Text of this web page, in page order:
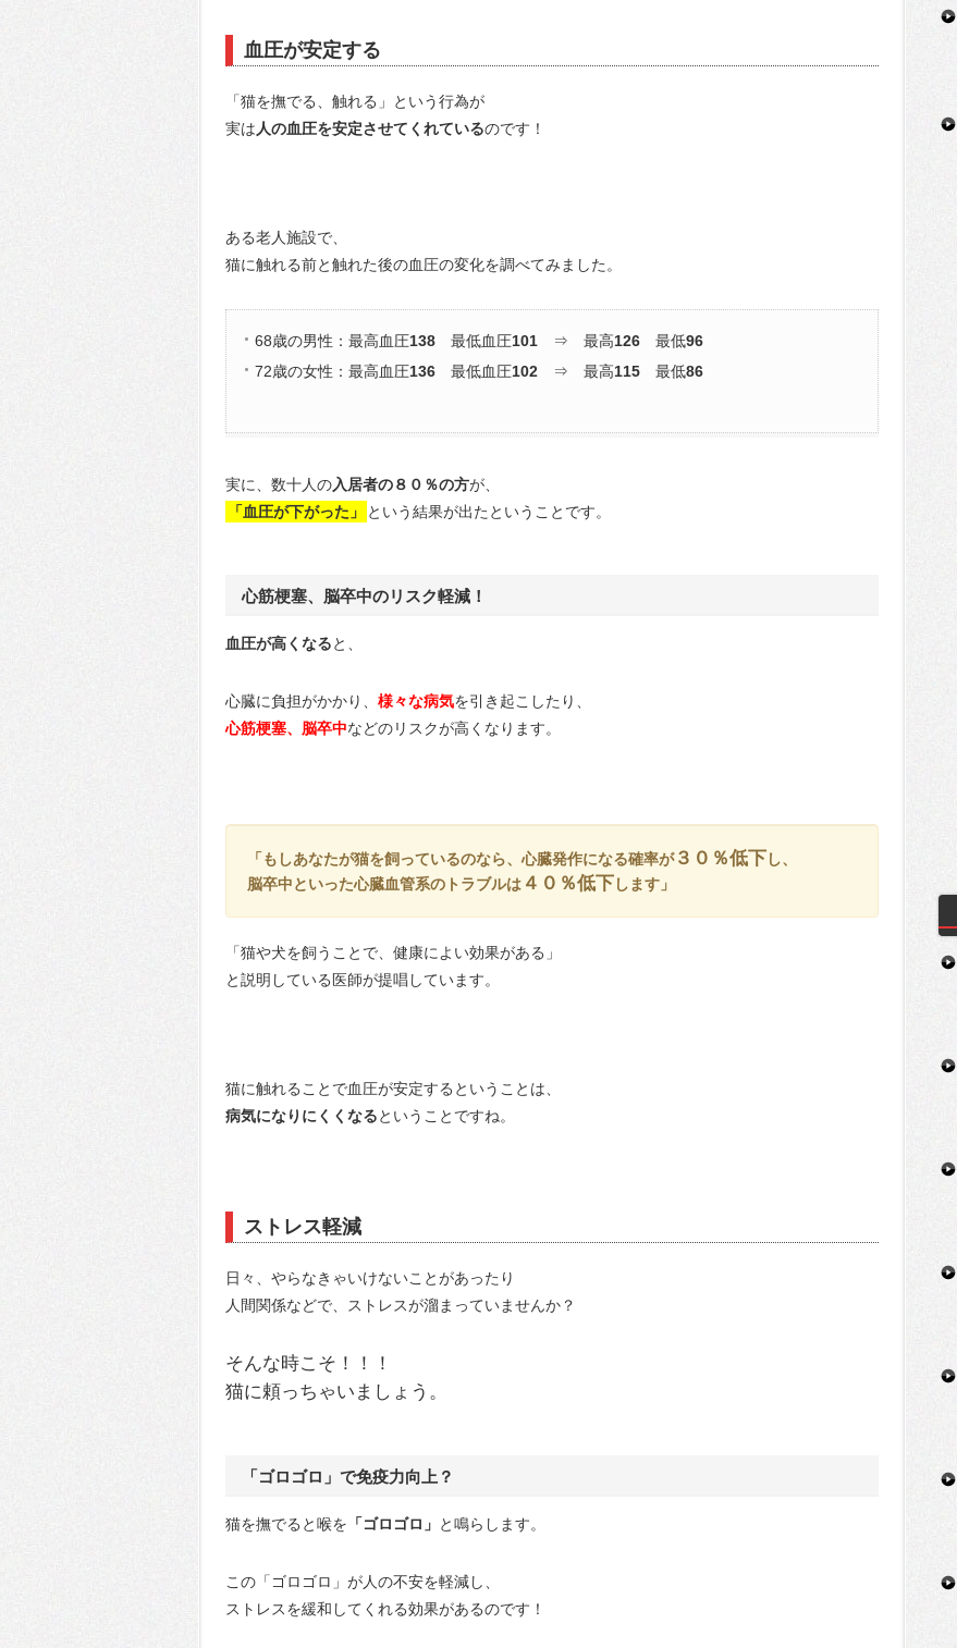
血圧が安定する
「猫を撫でる、触れる」という行為が
実は 人の血圧を安定させてくれているのです！
ある老人施設で、
猫に触れる前と触れた後の血圧の変化を調べてみました。
68歳の男性：最高血圧138最低血圧101⇒ 最高126最低96
72歳の女性：最高血圧136最低血圧102⇒ 最高115最低86
実に、数十人の入居者の８０％の方が、
「血圧が下がった」
という結果が出たということです。
心筋梗塞、脳卒中のリスク軽減！
血圧が高くなると、
心臓に負担がかかり、 様々な病気を引き起こしたり、
心筋梗塞、脳卒中などのリスクが高くなります。
「もしあなたが猫を飼っているのなら、心臓発作になる確率が３０％低下し、
脳卒中といった心臓血管系のトラブルは ４０％低下します」
「猫や犬を飼うことで、健康によい効果がある」
と説明している医師が提唱しています。
猫に触れることで血圧が安定するということは、
病気になりにくくなるということですね。
ストレス軽減
日々、やらなきゃいけないことがあったり
人間関係などで、ストレスが溜まっていませんか？
そんな時こそ！！！
猫に頼っちゃいましょう。
「ゴロゴロ」で免疫力向上？
猫を撫でると喉を 「ゴロゴロ」 と鳴らします。
この「ゴロゴロ」が人の不安を軽減し、
ストレスを緩和してくれる効果があるのです！